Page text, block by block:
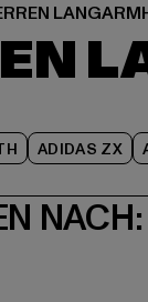
ADIDAS ZX
NACH: